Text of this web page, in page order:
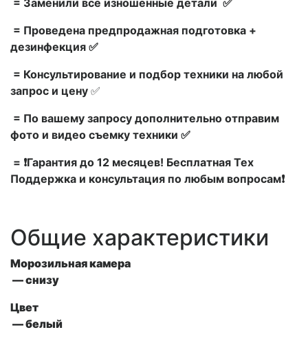
= Проведена предпродажная подготовка +
дезинфекция ✅
= Консультирование и подбор техники на любой
запрос и цену ✅
= По вашему запросу дополнительно отправим
фото и видео съемку техники ✅
= ❗Гарантия до 12 месяцев! Бесплатная Тех
Поддержка и консультация по любым вопросам❗
Общие характеристики
Морозильная камера
— снизу
Цвет
— белый